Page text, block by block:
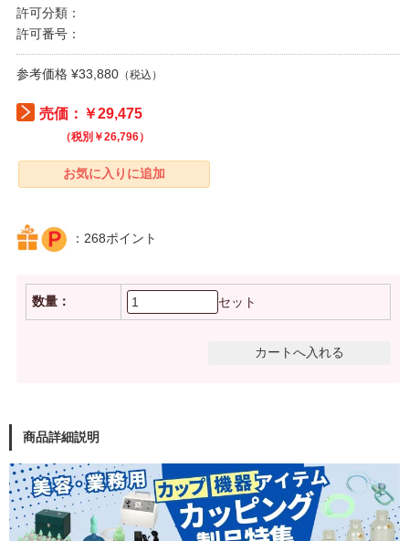
許可分類：
許可番号：
参考価格 ¥33,880 （税込）
売価：￥29,475
（税別￥26,796）
：268ポイント
数量： セット
商品詳細説明